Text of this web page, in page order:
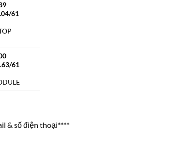
61
61
& số điện thoại****